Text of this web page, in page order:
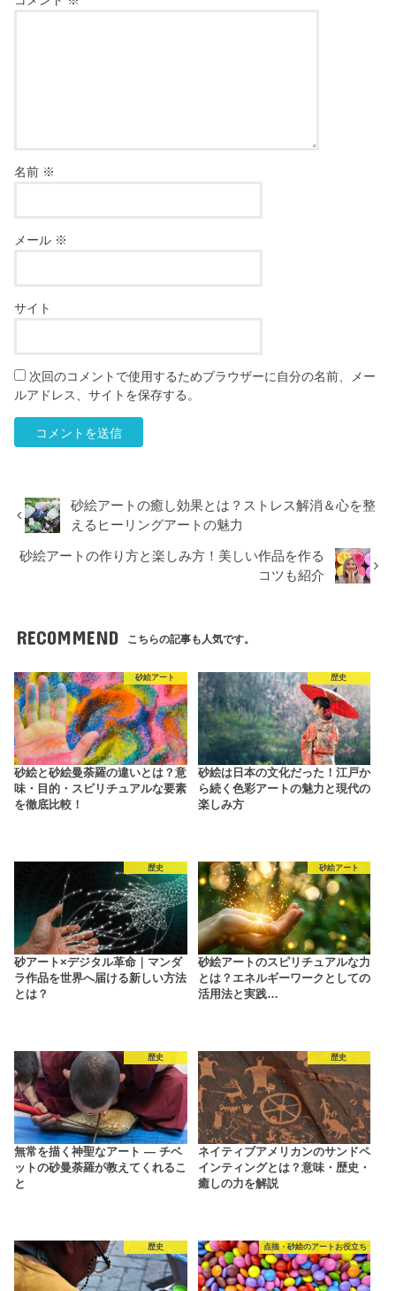
名前 ※
メール ※
サイト
次回のコメントで使用するためブラウザーに自分の名前、メー
ルアドレス、サイトを保存する。
砂絵アートの癒し効果とは？ストレス解消＆心を整
えるヒーリングアートの魅力
砂絵アートの作り方と楽しみ方！美しい作品を作る
コツも紹介
RECOMMEND こちらの記事も人気です。
砂絵アート
砂絵と砂絵曼荼羅の違いとは？意
味・目的・スピリチュアルな要素
を徹底比較！
歴史
砂絵は日本の文化だった！江戸か
ら続く色彩アートの魅力と現代の
楽しみ方
歴史
砂アート×デジタル革命｜マンダ
ラ作品を世界へ届ける新しい方法
とは？
砂絵アート
砂絵アートのスピリチュアルな力
とは？エネルギーワークとしての
活用法と実践…
歴史
無常を描く神聖なアート ― チベ
ットの砂曼荼羅が教えてくれるこ
と
歴史
ネイティブアメリカンのサンドペ
インティングとは？意味・歴史・
癒しの力を解説
歴史 点描・砂絵のアートお役立ち